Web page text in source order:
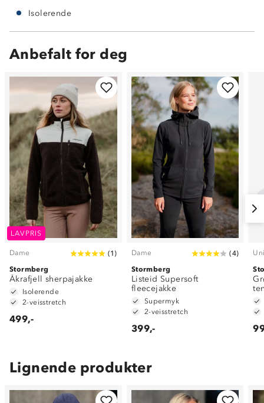
Isolerende
Anbefalt for deg
LAVPRIS
Dame (1 )
Stormberg
Åkrafjell sherpajakke
Isolerende
2-veisstretch
499,-
Dame (4)
Stormberg
Listeid Supersoft
fleecejakke
Supermyk
2-veisstretch
399,-
Lignende produkter